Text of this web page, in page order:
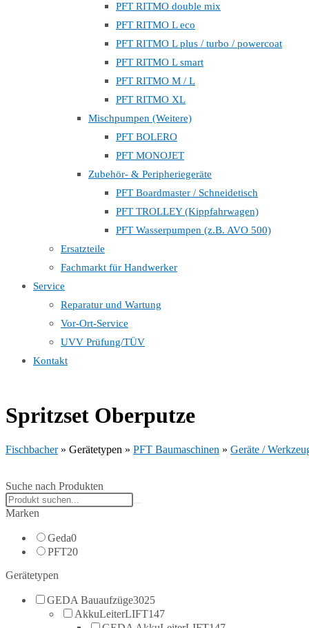
PFT RITMO double mix
PFT RITMO L eco
PFT RITMO L plus / turbo / powercoat
PFT RITMO L smart
PFT RITMO M / L
PFT RITMO XL
Mischpumpen (Weitere)
PFT BOLERO
PFT MONOJET
Zubehör- & Peripheriegeräte
PFT Boardmaster / Schneidetisch
PFT TROLLEY (Kippfahrwagen)
PFT Wasserpumpen (z.B. AVO 500)
Ersatzteile
Fachmarkt für Handwerker
Service
Reparatur und Wartung
Vor-Ort-Service
UVV Prüfung/TÜV
Kontakt
Spritzset Oberputze
Fischbacher» Gerätetypen » PFT Baumaschinen » Geräte /
Suche nach Produkten
Search
products:
Marken
Geda0
PFT20
Gerätetypen
GEDA Bauaufzüge3025
AkkuLeiterLIFT147